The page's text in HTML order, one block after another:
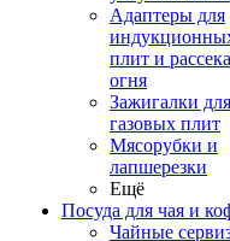
Адаптеры для
плит и
огня
Зажигалки для
газовых плит
Мясорубки и
лапшерезки
Ещё
Посуда для чая и
Чайные